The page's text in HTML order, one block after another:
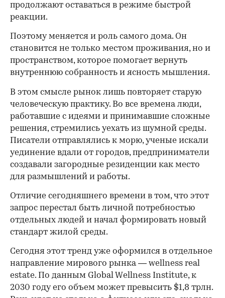
продолжают оставаться в режиме быстрой
реакции.
Поэтому меняется и роль самого дома. Он
становится не только местом проживания, но и
пространством, которое помогает вернуть
внутреннюю собранность и ясность мышления.
В этом смысле рынок лишь повторяет старую
человеческую практику. Во все времена люди,
работавшие с идеями и принимавшие сложные
решения, стремились уехать из шумной среды.
Писатели отправлялись к морю, ученые искали
уединение вдали от городов, предприниматели
создавали загородные резиденции как место
для размышлений и работы.
Отличие сегодняшнего времени в том, что этот
запрос перестал быть личной потребностью
отдельных людей и начал формировать новый
стандарт жилой среды.
Сегодня этот тренд уже оформился в отдельное
направление мирового рынка — wellness real
estate. По данным Global Wellness Institute, к
2030 году его объем может превысить $1,8 трлн.